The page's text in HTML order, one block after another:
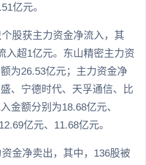
亿元。
股获主力资金净流入，其
入超1亿元。东山精密主力资
为26.53亿元；主力资金净
、宁德时代、天孚通信、比
金额分别为18.68亿元、
亿元、11.68亿元。
金净卖出，其中，136股被